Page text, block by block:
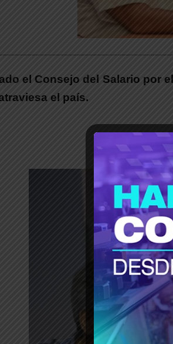
el Consejo del Salario por
el país.